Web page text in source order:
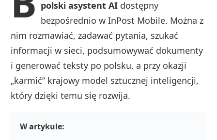
polski asystent AI dostępny
bezpośrednio w InPost Mobile. Można z
nim rozmawiać, zadawać pytania, szukać
informacji w sieci, podsumowywać dokumenty
i generować teksty po polsku, a przy okazji
„karmić” krajowy model sztucznej inteligencji,
który dzięki temu się rozwija.
W artykule: